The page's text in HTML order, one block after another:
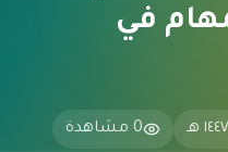
في
0 مشاهدة